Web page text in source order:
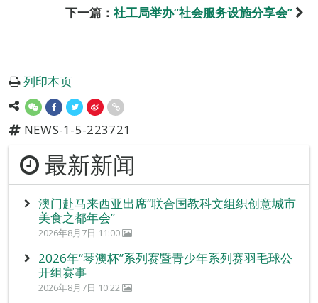
下一篇： 社工局举办“社会服务设施分享会”
列印本页
NEWS-1-5-223721
最新新闻
澳门赴马来西亚出席“联合国教科文组织创意城市
美食之都年会”
2026年8月7日 11:00
2026年“琴澳杯”系列赛暨青少年系列赛羽毛球公
开组赛事
2026年8月7日 10:22